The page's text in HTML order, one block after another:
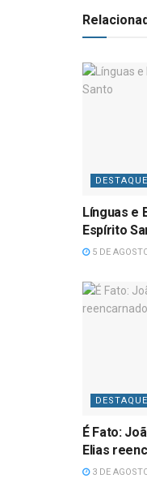
Línguas e
Espírito
5 DE
É Fato:
Elias
3 DE